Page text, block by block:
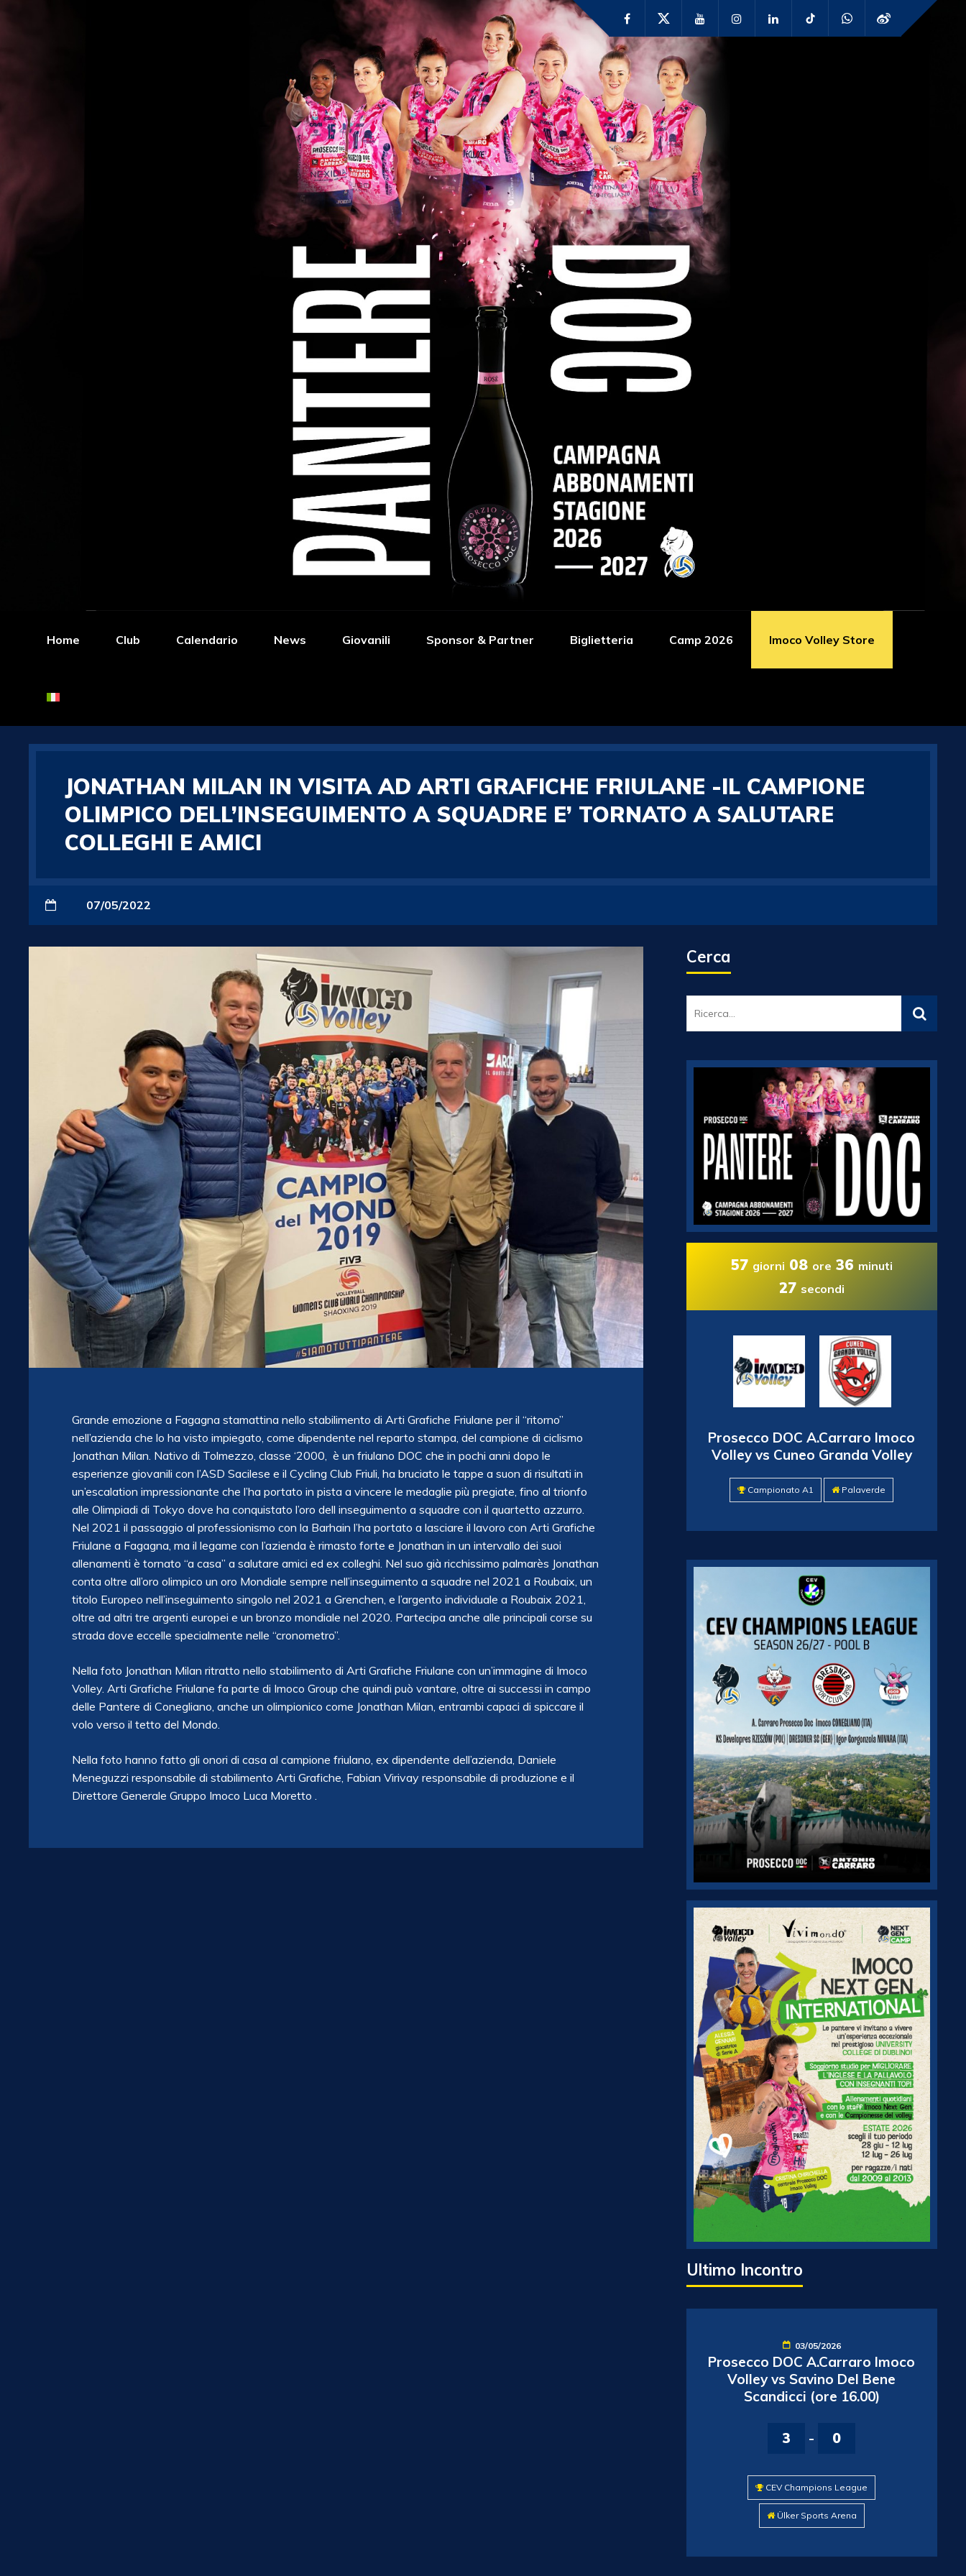
Home Club Calendario News Giovanili Sponsor & Partner Biglietteria Camp 2026 Imoco Volley Store
JONATHAN MILAN IN VISITA AD ARTI GRAFICHE FRIULANE -IL CAMPIONE
OLIMPICO DELL’INSEGUIMENTO A SQUADRE E’ TORNATO A SALUTARE
COLLEGHI E AMICI
07/05/2022
Grande emozione a Fagagna stamattina nello stabilimento di Arti Grafiche Friulane per il “ritorno”
nell’azienda che lo ha visto impiegato, come dipendente nel reparto stampa, del campione di ciclismo
Jonathan Milan. Nativo di Tolmezzo, classe ‘2000, è un friulano DOC che in pochi anni dopo le
esperienze giovanili con l’ASD Sacilese e il Cycling Club Friuli, ha bruciato le tappe a suon di risultati in
un’escalation impressionante che l’ha portato in pista a vincere le medaglie più pregiate, fino al trionfo
alle Olimpiadi di Tokyo dove ha conquistato l’oro dell inseguimento a squadre con il quartetto azzurro.
Nel 2021 il passaggio al professionismo con la Barhain l’ha portato a lasciare il lavoro con Arti Grafiche
Friulane a Fagagna, ma il legame con l’azienda è rimasto forte e Jonathan in un intervallo dei suoi
allenamenti è tornato “a casa” a salutare amici ed ex colleghi. Nel suo già ricchissimo palmarès Jonathan
conta oltre all’oro olimpico un oro Mondiale sempre nell’inseguimento a squadre nel 2021 a Roubaix, un
titolo Europeo nell’inseguimento singolo nel 2021 a Grenchen, e l’argento individuale a Roubaix 2021,
oltre ad altri tre argenti europei e un bronzo mondiale nel 2020. Partecipa anche alle principali corse su
strada dove eccelle specialmente nelle “cronometro”.
Nella foto Jonathan Milan ritratto nello stabilimento di Arti Grafiche Friulane con un’immagine di Imoco
Volley. Arti Grafiche Friulane fa parte di Imoco Group che quindi può vantare, oltre ai successi in campo
delle Pantere di Conegliano, anche un olimpionico come Jonathan Milan, entrambi capaci di spiccare il
volo verso il tetto del Mondo.
Nella foto hanno fatto gli onori di casa al campione friulano, ex dipendente dell’azienda, Daniele
Meneguzzi responsabile di stabilimento Arti Grafiche, Fabian Virivay responsabile di produzione e il
Direttore Generale Gruppo Imoco Luca Moretto .
Cerca
57 giorni 08 ore 36 minuti
26 secondi
Prosecco DOC A.Carraro Imoco
Volley vs Cuneo Granda Volley
Campionato A1 Palaverde
Ultimo Incontro
03/05/2026
Prosecco DOC A.Carraro Imoco
Volley vs Savino Del Bene
Scandicci (ore 16.00)
3 - 0
CEV Champions League
Ülker Sports Arena